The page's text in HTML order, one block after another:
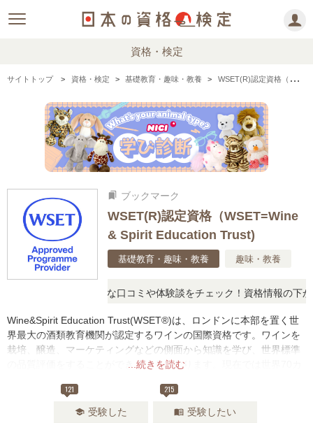
資格・検定
サイトトップ 資格・検定 基礎教育・趣味・教養 WSET(R)認定資格（WSET=Wine & Spirit Education Trust)の情報まとめ
bookmarks ブックマーク
WSET(R)認定資格（WSET=Wine
& Spirit Education Trust)
基礎教育・趣味・教養 趣味・教養
思ったら、リアルな口コミや体験談をチェック！資格情報の下から
...続きを読む
Wine&Spirit Education Trust(WSET®)は、ロンドンに本部を置く世
界最大の酒類教育機関が認定するワインの国際資格です。ワインを
栽培、醸造、マーケティングなどの側面から知識を学び、世界標準
の品質評価をすることができるようになります。現在では世界70カ
000人以上がWSET®認定試験を受験しています。
121
school 受験した
215
menu_book 受験したい